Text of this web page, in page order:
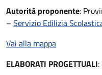
Autorità proponente:
– Servizio Edilizia
Vai alla mappa
ELABORATI PROGETTUALI: